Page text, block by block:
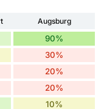
Augsburg
90%
30%
20%
20%
10%